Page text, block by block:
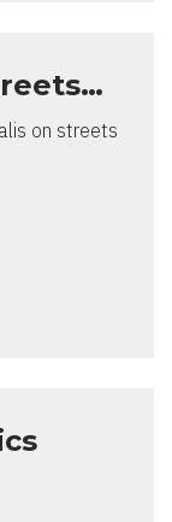
on streets